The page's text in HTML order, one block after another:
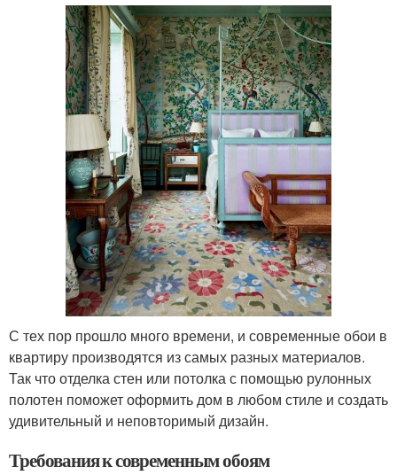
С тех пор прошло много времени, и современные обои в
квартиру производятся из самых разных материалов.
Так что отделка стен или потолка с помощью рулонных
полотен поможет оформить дом в любом стиле и создать
удивительный и неповторимый дизайн.
Требования к современным обоям